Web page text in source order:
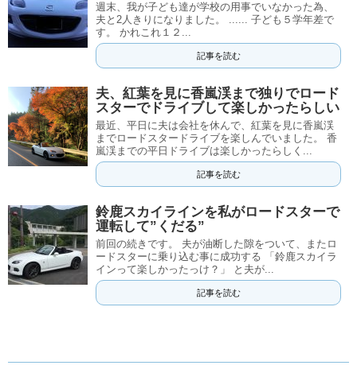
週末、我が子ども達が学校の用事でいなかった為、
夫と2人きりになりました。 ...... 子ども５学年差で
す。 かれこれ１２...
記事を読む
夫、紅葉を見に香嵐渓まで独りでロード
スターでドライブして楽しかったらしい
最近、平日に夫は会社を休んで、紅葉を見に香嵐渓
までロードスタードライブを楽しんでいました。 香
嵐渓までの平日ドライブは楽しかったらしく...
記事を読む
鈴鹿スカイラインを私がロードスターで
運転して”くだる”
前回の続きです。 夫が油断した隙をついて、またロ
ードスターに乗り込む事に成功する 「鈴鹿スカイラ
インって楽しかったっけ？」 と夫が...
記事を読む